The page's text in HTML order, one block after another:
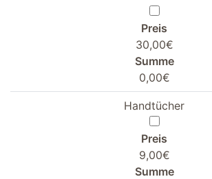
Preis
30,00€
Summe
0,00€
Handtücher
Preis
9,00€
Summe